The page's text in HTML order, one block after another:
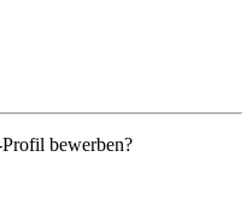
bewerben?